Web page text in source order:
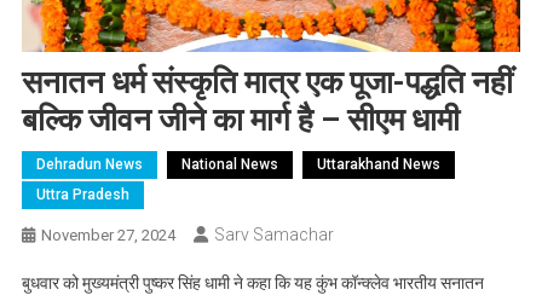
सनातन धर्म संस्कृति मात्र एक पूजा-पद्धति नहीं
बल्कि जीवन जीने का मार्ग है – सीएम धामी
Dehradun News National News
Uttarakhand News
Uttra Pradesh
November 27, 2024 Sarv Samachar
बुधवार को मुख्यमंत्री पुष्कर सिंह धामी ने कहा कि यह कुंभ कॉन्क्लेव भारतीय सनातन